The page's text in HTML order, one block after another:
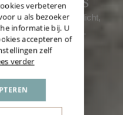
Over ruimte, licht,
ook over materiaal.
verbeteren
u als bezoeker
informatie bij. U
accepteren of
zelf
verder